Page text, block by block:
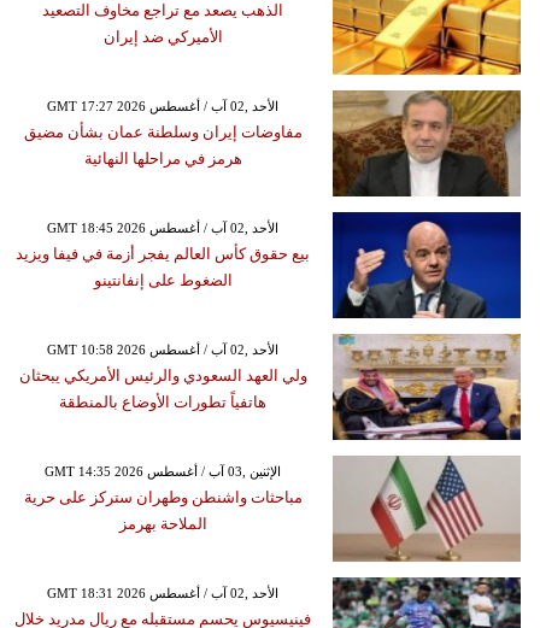
الذهب يصعد مع تراجع مخاوف التصعيد
الأميركي ضد إيران
GMT 17:27 2026 الأحد ,02 آب / أغسطس
مفاوضات إيران وسلطنة عمان بشأن مضيق
هرمز في مراحلها النهائية
GMT 18:45 2026 الأحد ,02 آب / أغسطس
بيع حقوق كأس العالم يفجر أزمة في فيفا ويزيد
الضغوط على إنفانتينو
GMT 10:58 2026 الأحد ,02 آب / أغسطس
ولي العهد السعودي والرئيس الأمريكي يبحثان
هاتفياً تطورات الأوضاع بالمنطقة
GMT 14:35 2026 الإثنين ,03 آب / أغسطس
مباحثات واشنطن وطهران ستركز على حرية
الملاحة بهرمز
GMT 18:31 2026 الأحد ,02 آب / أغسطس
فينيسيوس يحسم مستقبله مع ريال مدريد خلال